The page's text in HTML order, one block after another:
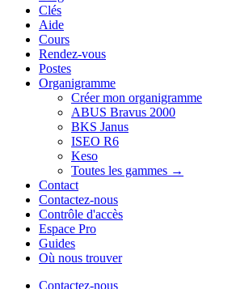
Clés
Aide
Cours
Rendez-vous
Postes
Organigramme
Créer mon organigramme
ABUS Bravus 2000
BKS Janus
ISEO R6
Keso
Toutes les gammes →
Contact
Contactez-nous
Contrôle d'accès
Espace Pro
Guides
Où nous trouver
Contactez-nous